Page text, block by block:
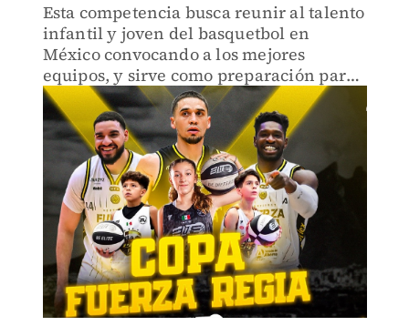
Esta competencia busca reunir al talento
infantil y joven del basquetbol en
México convocando a los mejores
equipos, y sirve como preparación para
otros torneos nacionales e
internacionales